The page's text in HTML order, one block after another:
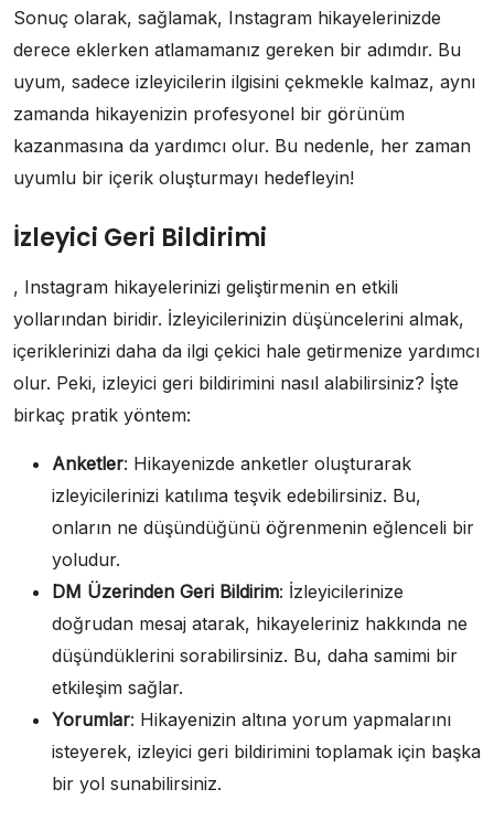
Sonuç olarak, sağlamak, Instagram hikayelerinizde
derece eklerken atlamamanız gereken bir adımdır. Bu
uyum, sadece izleyicilerin ilgisini çekmekle kalmaz, aynı
zamanda hikayenizin profesyonel bir görünüm
kazanmasına da yardımcı olur. Bu nedenle, her zaman
uyumlu bir içerik oluşturmayı hedefleyin!
İzleyici Geri Bildirimi
, Instagram hikayelerinizi geliştirmenin en etkili
yollarından biridir. İzleyicilerinizin düşüncelerini almak,
içeriklerinizi daha da ilgi çekici hale getirmenize yardımcı
olur. Peki, izleyici geri bildirimini nasıl alabilirsiniz? İşte
birkaç pratik yöntem:
Anketler: Hikayenizde anketler oluşturarak
izleyicilerinizi katılıma teşvik edebilirsiniz. Bu,
onların ne düşündüğünü öğrenmenin eğlenceli bir
yoludur.
DM Üzerinden Geri Bildirim: İzleyicilerinize
doğrudan mesaj atarak, hikayeleriniz hakkında ne
düşündüklerini sorabilirsiniz. Bu, daha samimi bir
etkileşim sağlar.
Yorumlar: Hikayenizin altına yorum yapmalarını
isteyerek, izleyici geri bildirimini toplamak için başka
bir yol sunabilirsiniz.